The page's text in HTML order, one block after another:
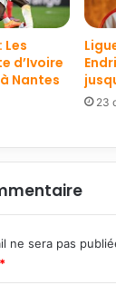
Les
d’Ivoire
Nantes
23
ne sera pas
*